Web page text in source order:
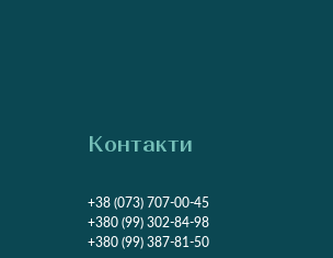
Контакти
+38 (073) 707-00-45
+380 (99) 302-84-98
+380 (99) 387-81-50